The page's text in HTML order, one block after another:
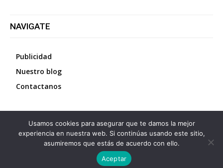
NAVIGATE
Publicidad
Nuestro blog
Contactanos
©2026 Diario La Protesta.es- Todos los derechos
reservados
Usamos cookies para asegurar que te damos la mejor
experiencia en nuestra web. Si continúas usando este sitio,
asumiremos que estás de acuerdo con ello.
Aceptar